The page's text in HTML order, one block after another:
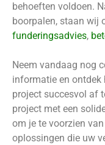
behoeften voldoen.
boorpalen, staan wij
funderingsadvies,
Neem vandaag nog
informatie en ontdek
project succesvol af
project met een
om je te voorzien
oplossingen die uw